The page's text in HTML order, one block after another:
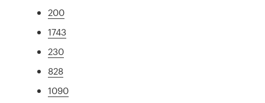
200
1743
230
828
1090